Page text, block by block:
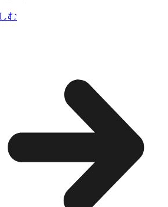
む